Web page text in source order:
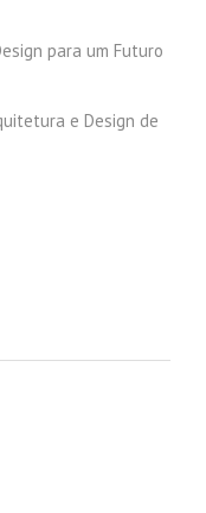
para um Futuro
e Design de